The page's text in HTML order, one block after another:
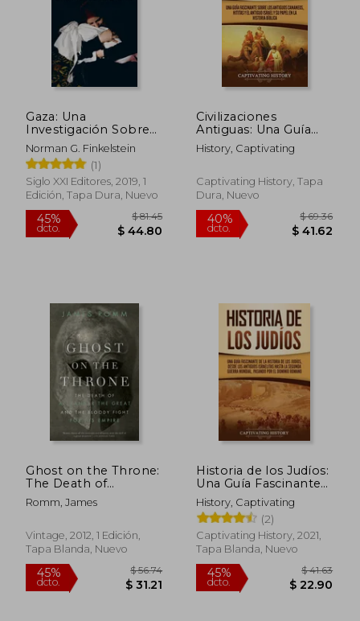
Gaza: Una
Investigación Sobre
su Martirio
Norman G. Finkelstein
(1)
Siglo XXI Editores, 2019, 1
Edición, Tapa Dura, Nuevo
Civilizaciones
Antiguas: Una Guía
Fascinante Sobre los
Antiguos Cananeos,
Israel y su Papel en la
Historia Bíblica
History, Captivating
Captivating History, Tapa
Dura, Nuevo
Ghost on the Throne:
The Death of
Alexander the Great
and the Bloody Fight
Inglés)
Romm, James
Vintage, 2012, 1 Edición,
Tapa Blanda, Nuevo
Historia de los Judíos:
Una Guía Fascinante
de la Historia de los
Judíos, Desde los
Antiguos Israelitas
Hasta la Segunda
Guerra Mundial,
Dominio Romano
History, Captivating
(2)
Captivating History, 2021,
Tapa Blanda, Nuevo